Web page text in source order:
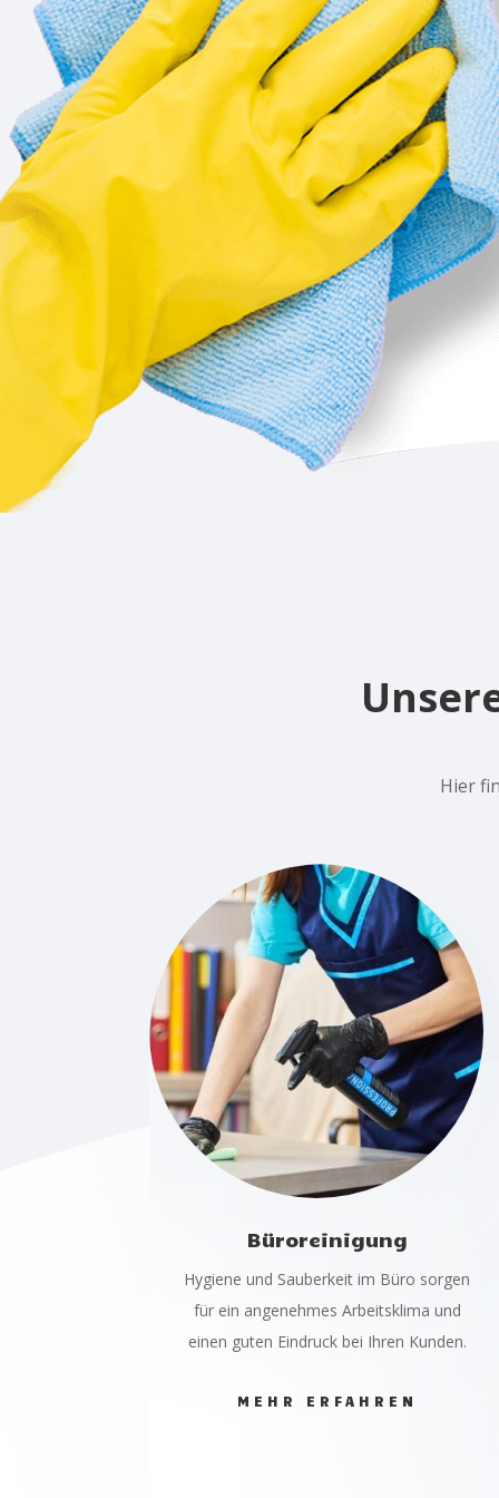
Hier
Büroreinigung
Hygiene und Sauberkeit im Büro sorgen
für ein angenehmes Arbeitsklima und
einen guten Eindruck bei Ihren Kunden.
MEHR ERFAHREN